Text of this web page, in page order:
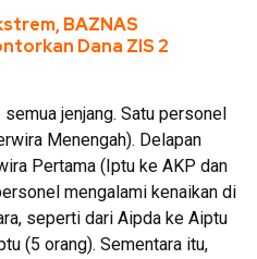
BAZNAS
Dana ZIS 2
jenjang. Satu personel
Menengah). Delapan
Pertama (Iptu ke AKP dan
mengalami kenaikan di
seperti dari Aipda ke Aiptu
(5 orang). Sementara itu,